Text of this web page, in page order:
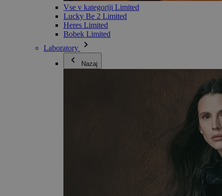
Vse v kategoriji Limited
Lucky Be 2 Limited
Heres Limited
Bobek Limited
Laboratory
Nazaj